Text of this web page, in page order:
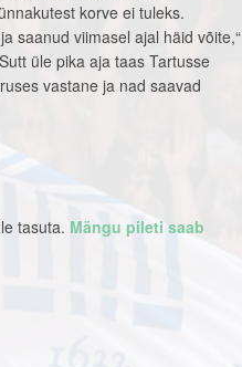
korve ei tuleks.
saanud viimasel ajal häid võite,“
üle pika aja taas Tartusse
vastane ja nad saavad
tasuta. Mängu pileti saab